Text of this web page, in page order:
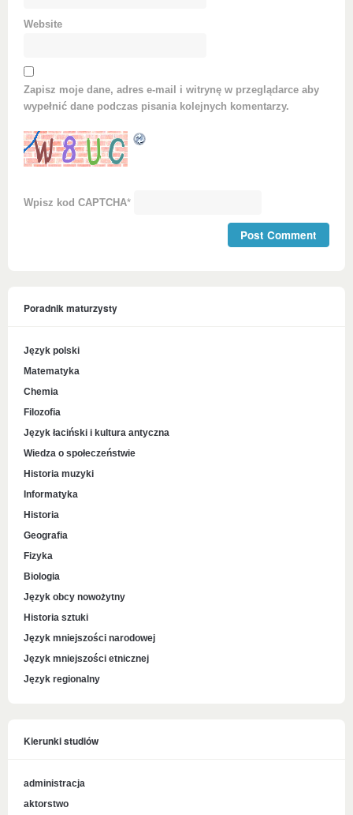
Website
Zapisz moje dane, adres e-mail i witrynę w przeglądarce aby
wypełnić dane podczas pisania kolejnych komentarzy.
Wpisz kod CAPTCHA*
Poradnik maturzysty
Język polski
Matematyka
Chemia
Filozofia
Język łaciński i kultura antyczna
Wiedza o społeczeństwie
Historia muzyki
Informatyka
Historia
Geografia
Fizyka
Biologia
Język obcy nowożytny
Historia sztuki
Język mniejszości narodowej
Język mniejszości etnicznej
Język regionalny
Kierunki studiów
administracja
aktorstwo